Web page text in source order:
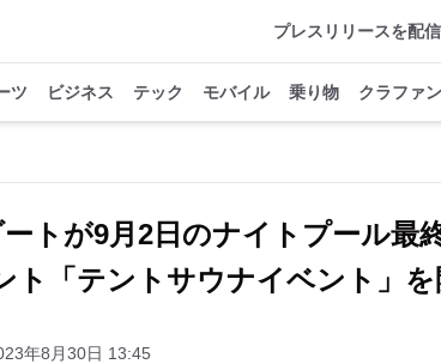
プレスリリースを配信
ツ ビジネス テック モバイル 乗り物 クラファン
トが9月2日のナイトプール最
ト「テントサウナイベント」を
年8月30日 13:45